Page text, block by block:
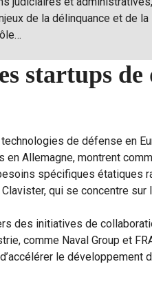
de la délinquance et de
startups de
de défense en
Allemagne, montrent
spécifiques étatiques
qui se concentre sur
des initiatives de
comme Naval Group et
le développement